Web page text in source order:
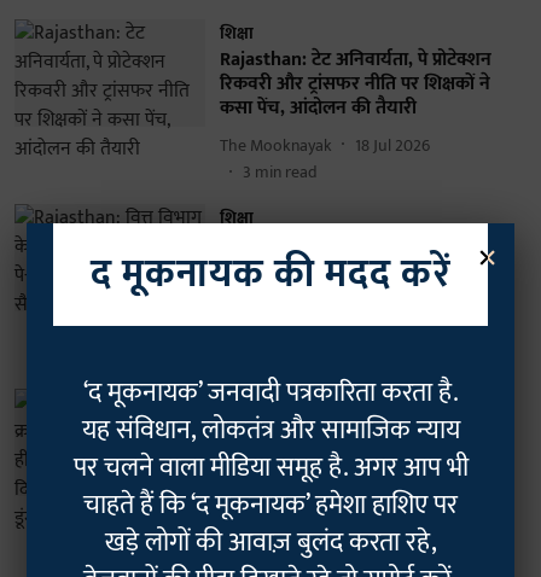
शिक्षा
Rajasthan: टेट अनिवार्यता, पे प्रोटेक्शन
रिकवरी और ट्रांसफर नीति पर शिक्षकों ने
कसा पेंच, आंदोलन की तैयारी
The Mooknayak
18 Jul 2026
3 min read
शिक्षा
Rajasthan: वित्त विभाग के तुगलकी आदेश
से हड़कंप; पे-प्रोटेक्शन के नाम पर सैकड़ों
शिक्षकों से वसूली!
The Mooknayak
07 Jun 2026
आदिवासी
राजस्थान के 6785 स्कूल क्रमोन्नत, लेकिन
पढ़ाने वाले ही नहीं: शिक्षकों ने याद दिलाया
2020 का काकरी डूंगरी आंदोलन!
Geetha Sunil Pillai
24 Apr 2026
5min read
×
द मूकनायक की मदद करें
‘द मूकनायक’ जनवादी पत्रकारिता करता है.
यह संविधान, लोकतंत्र और सामाजिक न्याय
पर चलने वाला मीडिया समूह है. अगर आप भी
चाहते हैं कि ‘द मूकनायक’ हमेशा हाशिए पर
खड़े लोगों की आवाज़ बुलंद करता रहे,